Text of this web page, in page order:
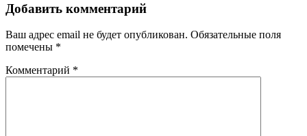
Добавить комментарий
Ваш адрес email не будет опубликован. Обязательные поля
помечены *
Комментарий *